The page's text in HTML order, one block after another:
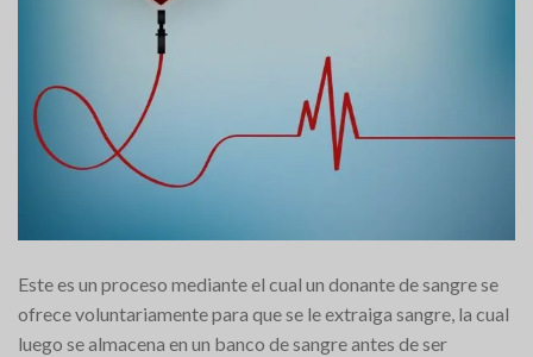
Este es un proceso mediante el cual un donante de sangre se
ofrece voluntariamente para que se le extraiga sangre, la cual
luego se almacena en un banco de sangre antes de ser